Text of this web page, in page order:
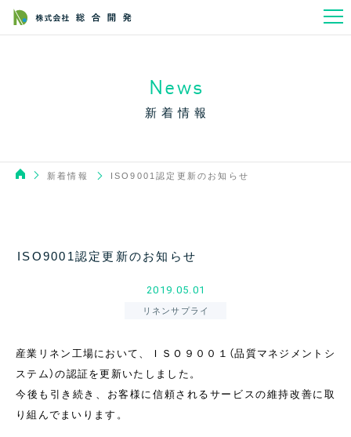
News
新着情報
新着情報 ISO9001認定更新のお知らせ
ISO9001認定更新のお知らせ
2019.05.01
リネンサプライ
産業リネン工場において、ＩＳＯ９００１（品質マネジメントシ
ステム）の認証を更新いたしました。
今後も引き続き、お客様に信頼されるサービスの維持改善に取
り組んでまいります。